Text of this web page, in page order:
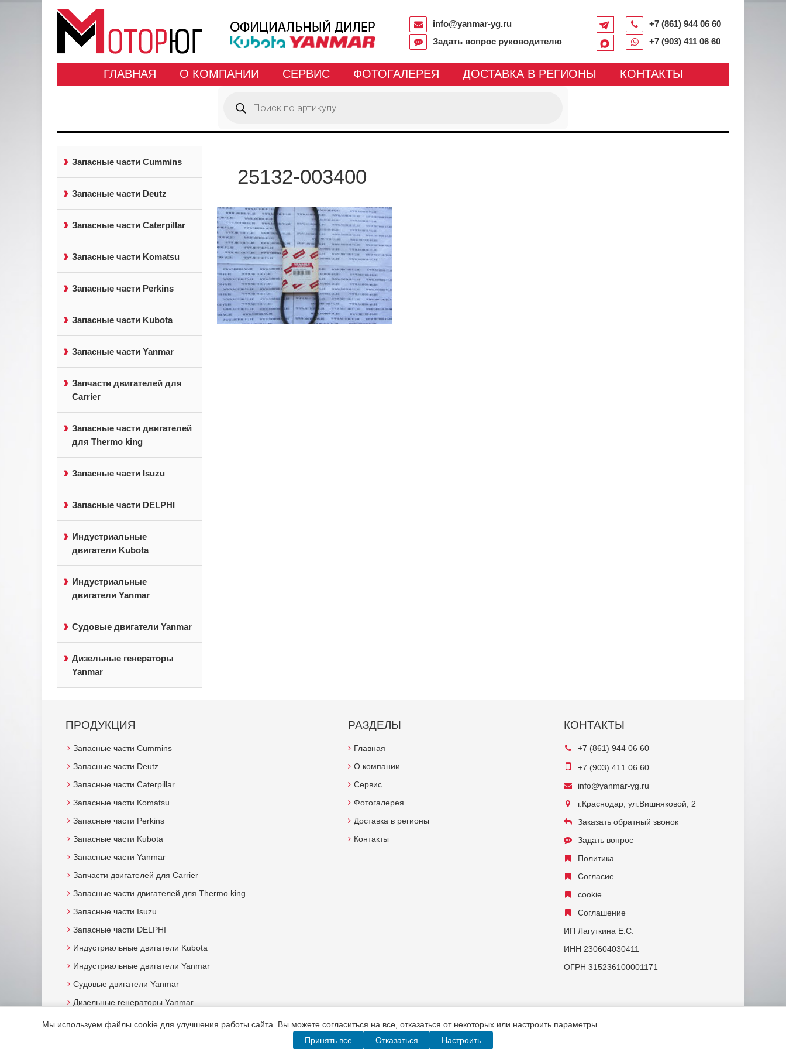
+7 (861) 944 06 60
+7 (903) 411 06 60
info@yanmar-yg.ru
Задать вопрос руководителю
ГЛАВНАЯ О КОМПАНИИ СЕРВИС ФОТОГАЛЕРЕЯ ДОСТАВКА В РЕГИОНЫ КОНТАКТЫ
товаров
Запасные части Cummins
Запасные части Deutz
Запасные части Caterpillar
Запасные части Komatsu
Запасные части Perkins
Запасные части Kubota
Запасные части Yanmar
Запчасти двигателей для
Carrier
Запасные части двигателей
для Thermo king
Запасные части Isuzu
Запасные части DELPHI
Индустриальные
двигатели Kubota
Индустриальные
двигатели Yanmar
Судовые двигатели Yanmar
Дизельные генераторы
Yanmar
25132-003400
ПРОДУКЦИЯ
Запасные части Cummins
Запасные части Deutz
Запасные части Caterpillar
Запасные части Komatsu
Запасные части Perkins
Запасные части Kubota
Запасные части Yanmar
Запчасти двигателей для Carrier
Запасные части двигателей для Thermo king
Запасные части Isuzu
Запасные части DELPHI
Индустриальные двигатели Kubota
Индустриальные двигатели Yanmar
Судовые двигатели Yanmar
Дизельные генераторы Yanmar
РАЗДЕЛЫ
Главная
О компании
Сервис
Фотогалерея
Доставка в регионы
Контакты
КОНТАКТЫ
+7 (861) 944 06 60
+7 (903) 411 06 60
info@yanmar-yg.ru
г.Краснодар, ул.Вишняковой, 2
Заказать обратный звонок
Задать вопрос
Политика
Согласие
cookie
Соглашение
ИП Лагуткина Е.С.
ИНН 230604030411
ОГРН 315236100001171
Мы используем файлы cookie для улучшения работы сайта. Вы можете согласиться на все, отказаться от некоторых или настроить параметры.
Принять все
Отказаться Настроить